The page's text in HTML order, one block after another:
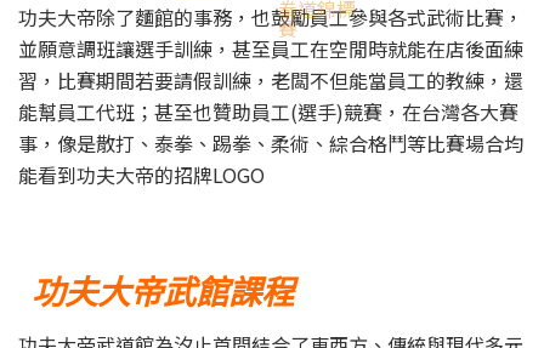
功夫大帝除了麵館的事務，也鼓勵員工參與各式武術比賽，
並願意調班讓選手訓練，甚至員工在空閒時就能在店後面練
習，比賽期間若要請假訓練，老闆不但能當員工的教練，還
能幫員工代班；甚至也贊助員工(選手)競賽，在台灣各大賽
事，像是散打、泰拳、踢拳、柔術、綜合格鬥等比賽場合均
能看到功夫大帝的招牌LOGO
功夫大帝武館課程